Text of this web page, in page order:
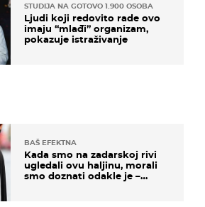
STUDIJA NA GOTOVO 1.900 OSOBA
Ljudi koji redovito rade ovo
imaju “mlađi” organizam,
pokazuje istraživanje
BAŠ EFEKTNA
Kada smo na zadarskoj rivi
ugledali ovu haljinu, morali
smo doznati odakle je –